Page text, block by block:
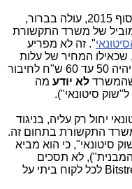
מנושאי הייעוץ, שאושרו ל- Frontier עד סוף 2015, עולה בברור,
של משרד התקשורת
". זה לא מפריע
המחיר של עלות
חיבור Bitstream Access על רשת בזק יהיה 50 עד 60 ש"ח לחיבור
לא יודע מה
סיטונאי").
יחול רק עליה, בניגוד
התקשורת בתחום זה.
סיטונאי", כי הוא מביא
לא תסכים
למחיר כה נמוך של חיבור Bitstream Access לכל לקוח ביתי על